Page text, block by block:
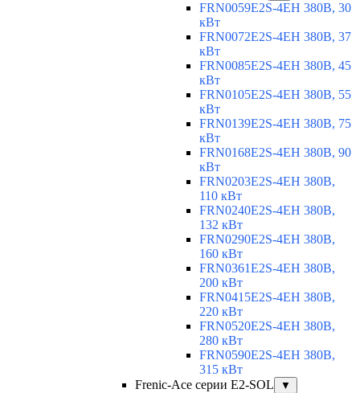
FRN0059E2S-4EH 380В, 30
кВт
FRN0072E2S-4EH 380В, 37
кВт
FRN0085E2S-4EH 380В, 45
кВт
FRN0105E2S-4EH 380В, 55
кВт
FRN0139E2S-4EH 380В, 75
кВт
FRN0168E2S-4EH 380В, 90
кВт
FRN0203E2S-4EH 380В,
110 кВт
FRN0240E2S-4EH 380В,
132 кВт
FRN0290E2S-4EH 380В,
160 кВт
FRN0361E2S-4EH 380В,
200 кВт
FRN0415E2S-4EH 380В,
220 кВт
FRN0520E2S-4EH 380В,
280 кВт
FRN0590E2S-4EH 380В,
315 кВт
Frenic-Ace серии E2-SOL
▼